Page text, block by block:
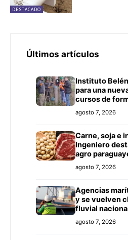
DESTACADO
Últimos artículos
Instituto
para una
cursos de
Concepción
agosto 7, 2026
Carne, soja e
Ingeniero
agro
mercados
agosto 7, 2026
Agencias
y se vuelven
fluvial
agosto 7, 2026